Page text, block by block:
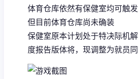
体育仓库依然有保健室均可触
但目前体育仓库尚未确装
保健室原本计划处于特决际机
度报告版体将，现调整为就员